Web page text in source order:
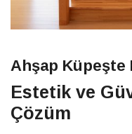
Ahşap Küpeşte
Estetik ve
Çözüm